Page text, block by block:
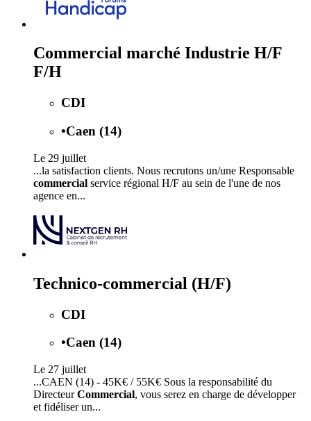
Commercial marché Industrie H/F
F/H
CDI
•Caen (14)
Le 29 juillet
...la satisfaction clients. Nous recrutons un/une Responsable
commercial service régional H/F au sein de l'une de nos
agence en...
Technico-commercial (H/F)
CDI
•Caen (14)
Le 27 juillet
...CAEN (14) - 45K€ / 55K€ Sous la responsabilité du
DirecteurCommercial, vous serez en charge de développer
et fidéliser un...